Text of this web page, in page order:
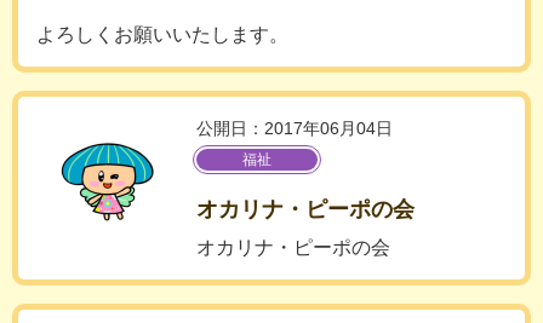
よろしくお願いいたします。
公開日：2017年06月04日
福祉
オカリナ・ピーポの会
オカリナ・ピーポの会